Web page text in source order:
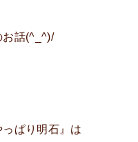
お話(^_^)/
ぱり明石』は